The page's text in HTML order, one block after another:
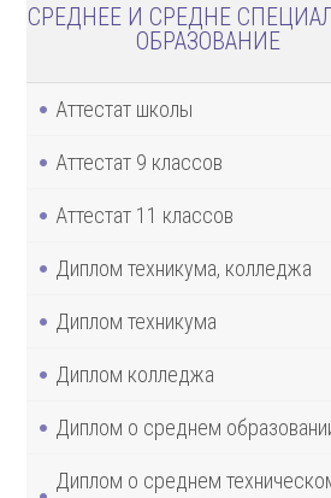
СРЕДНЕЕ И СРЕДНЕ
ОБРАЗОВАНИЕ
Аттестат школы
Аттестат 9 классов
Аттестат 11 классов
Диплом техникума, колледжа
Диплом техникума
Диплом колледжа
Диплом о среднем
Диплом о среднем